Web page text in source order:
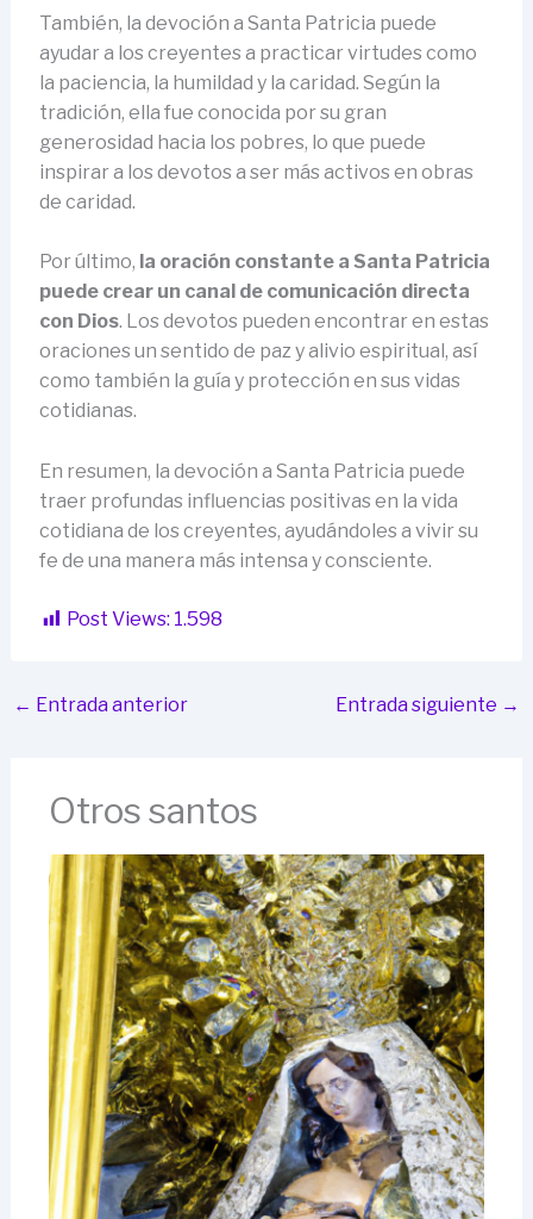
También, la devoción a Santa Patricia puede
ayudar a los creyentes a practicar virtudes como
la paciencia, la humildad y la caridad. Según la
tradición, ella fue conocida por su gran
generosidad hacia los pobres, lo que puede
inspirar a los devotos a ser más activos en obras
de caridad.
Por último, la oración constante a Santa Patricia
puede crear un canal de comunicación directa
con Dios. Los devotos pueden encontrar en estas
oraciones un sentido de paz y alivio espiritual, así
como también la guía y protección en sus vidas
cotidianas.
En resumen, la devoción a Santa Patricia puede
traer profundas influencias positivas en la vida
cotidiana de los creyentes, ayudándoles a vivir su
fe de una manera más intensa y consciente.
Post Views: 1.598
← Entrada anterior Entrada siguiente →
Otros santos